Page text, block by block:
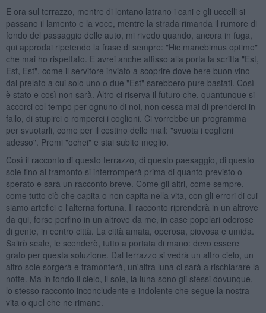
E ora sul terrazzo, mentre di lontano latrano i cani e gli uccelli si
passano il lamento e la voce, mentre la strada rimanda il rumore di
fondo del passaggio delle auto, mi rivedo quando, ancora in fuga,
qui approdai ripetendo la frase di sempre: "Hic manebimus optime"
che mai ho rispettato. E avrei anche affisso alla porta la scritta "Est,
Est, Est", come il servitore inviato a scoprire dove bere buon vino
dal prelato a cui solo uno o due "Est" sarebbero pure bastati. Così
è stato e così non sarà. Altro ci riserva il futuro che, quantunque si
accorci col tempo per ognuno di noi, non cessa mai di prenderci in
fallo, di stupirci o romperci i coglioni. Ci vorrebbe un programma
per svuotarli, come per il cestino delle mail: "svuota i coglioni
adesso". Premi "ochei" e stai subito meglio.
Così il racconto di questo terrazzo, di questo paesaggio, di questo
sole fino al tramonto si interromperà prima di quanto previsto o
sperato e sarà un racconto breve. Come gli altri, come sempre,
come tutto ciò che capita o non capita nella vita, con gli errori di cui
siamo artefici e l'alterna fortuna. Il racconto riprenderà in un altrove
da qui, forse perfino in un altrove da me, in case popolari odorose
di gente, in centro città. La città amata, operosa, piovosa e umida.
Salirò scale, le scenderò, tutto a portata di mano: devo essere
grato per questa soluzione. Dal terrazzo si vedrà un altro cielo, un
altro sole sorgerà e tramonterà, un'altra luna ci sarà a rischiarare la
notte. Ma in fondo il cielo, il sole, la luna sono gli stessi dovunque,
lo stesso racconto inconcludente e indolente che segue la nostra
vita o quel che ne rimane.